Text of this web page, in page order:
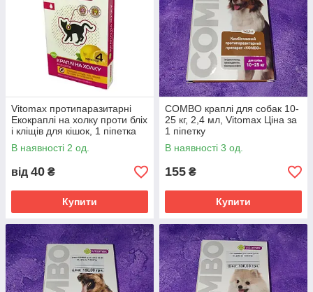
Vitomax протипаразитарні
Екокраплі на холку проти бліх
і кліщів для кішок, 1 піпетка
В наявності 2 од.
від 40 ₴
Купити
COMBO краплі для собак 10-
25 кг, 2,4 мл, Vitomax Ціна за
1 піпетку
В наявності 3 од.
155 ₴
Купити